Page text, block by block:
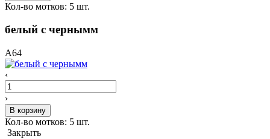
Кол-во мотков: 5 шт.
белый с чернымм
А64
‹
›
В корзину
Кол-во мотков: 5 шт.
Закрыть